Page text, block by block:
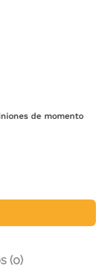
de momento
(0)